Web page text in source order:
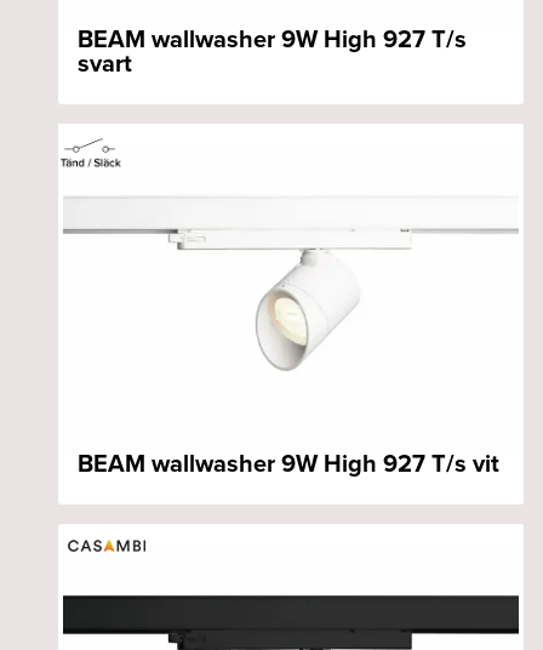
BEAM wallwasher 9W High 927 T/s
svart
BEAM wallwasher 9W High 927 T/s vit